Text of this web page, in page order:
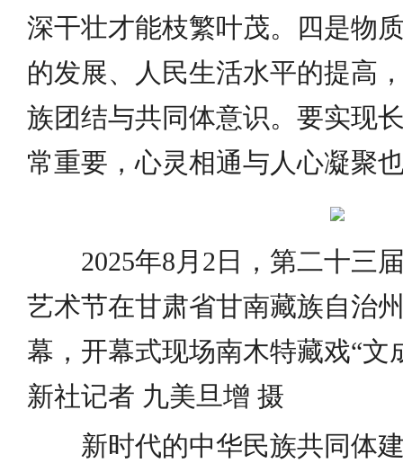
深干壮才能枝繁叶茂。四是物
的发展、人民生活水平的提高
族团结与共同体意识。要实现
常重要，心灵相通与人心凝聚
2025年8月2日，第二十三
艺术节在甘肃省甘南藏族自治
幕，开幕式现场南木特藏戏“文
新社记者 九美旦增 摄
新时代的中华民族共同体